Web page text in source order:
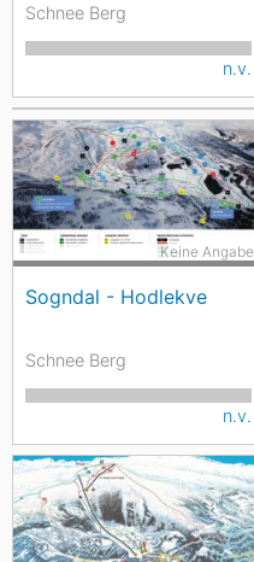
Schnee Berg
n.v.
Sogndal - Hodlekve
Keine Angabe
Schnee Berg
n.v.